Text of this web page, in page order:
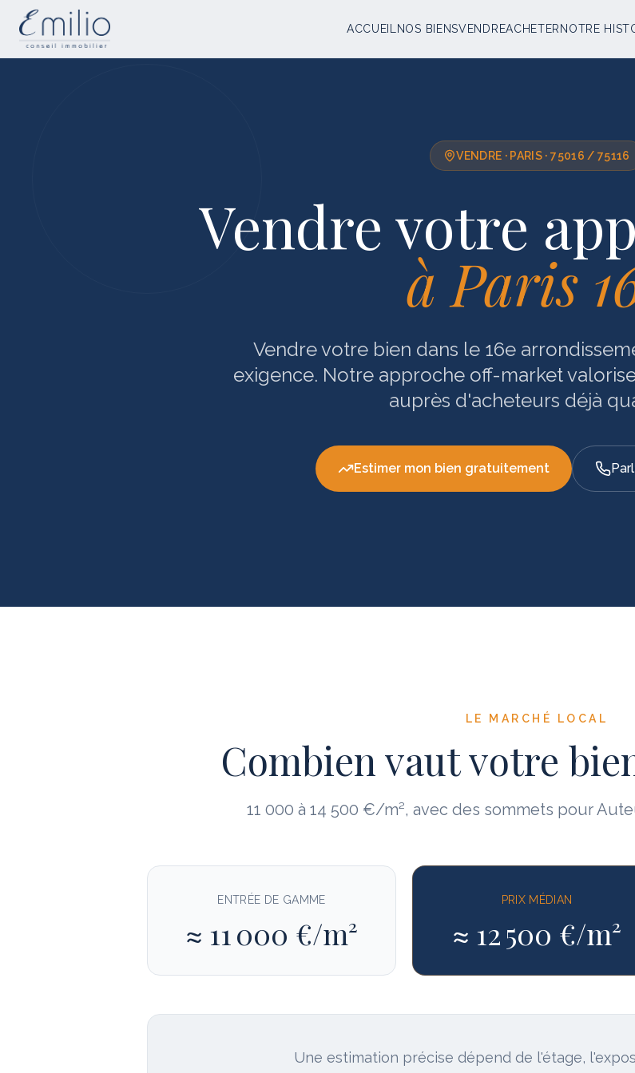
ACCUEIL NOS BIENSVENDREACHETER NOTRE
VENDRE · PARIS · 75016 / 75116
Vendre votre
à Paris
Vendre votre bien dans le 16e
exigence. Notre approche off-market
auprès d'acheteurs déjà
Estimer mon bien gratuitement
LE MARCHÉ LOCAL
Combien vaut votre
11 000 à 14 500 €/m², avec des sommets pour
ENTRÉE DE GAMME
≈ 11 000 €/m²
PRIX MÉDIAN
≈ 12 500 €/m²
Une estimation précise dépend de l'étage,